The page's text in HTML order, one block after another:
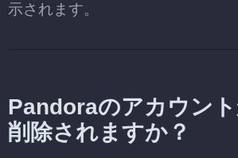
示されます。
Pandoraのアカウン
削除されますか？